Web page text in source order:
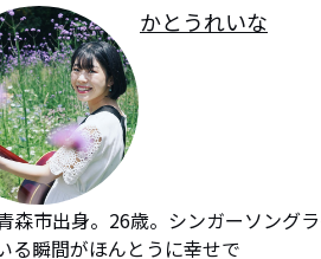
かとうれいな
森市出身。26歳。シンガーソングラ
る瞬間がほんとうに幸せで